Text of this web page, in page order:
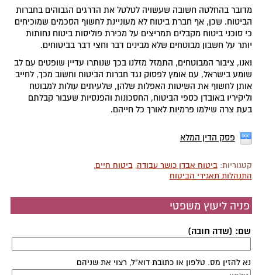
מדובר בהחלטה חשובה שעשויה לטלטל את הדרגים הגבוהים בחברות
הביטוח. שכן, אף חברת ביטוח לא מעוניינת לחשוף הסכמים שמוכיחים
כי סוכני ביטוח מקבלים תמריצים על מכירת פוליסות ביטוח נחותות
יותר על חשבון מבוטחים שלא מבינים דבר וחצי דבר בביטוחים.
ואנו, ציבור המבוטחים, התמזל מזלנו בכך שנותרו עדיין שופטים עם לב
שומע בישראל, עם אומץ לפסוק נגד חברות הביטוח וחשוב מכך, לחייב
אותן לחשוף את השיטות האפלות שלהן, שלעיתים עולות למבוטח
וליקיריו באובדן כספי הביטוח, החסכונות והפנסיות שעבור קבלתם
בעת צרה שילמו פרמיות לאורך כל חייהם.
פסק הדין המלא
קטגוריות:ביטוח אבדן כושר עבודה,ביטוח חיים,
התנהלות תאגידי הביטוח
פניה ליעוץ משפטי
שם: (שדה חובה)
נא להזין מס. טלפון או כתובת דוא"ל, רצוי את שניהם